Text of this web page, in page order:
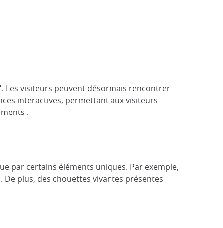
. Les visiteurs peuvent désormais rencontrer
interactives, permettant aux visiteurs
.
par certains éléments uniques. Par exemple,
plus, des chouettes vivantes présentes